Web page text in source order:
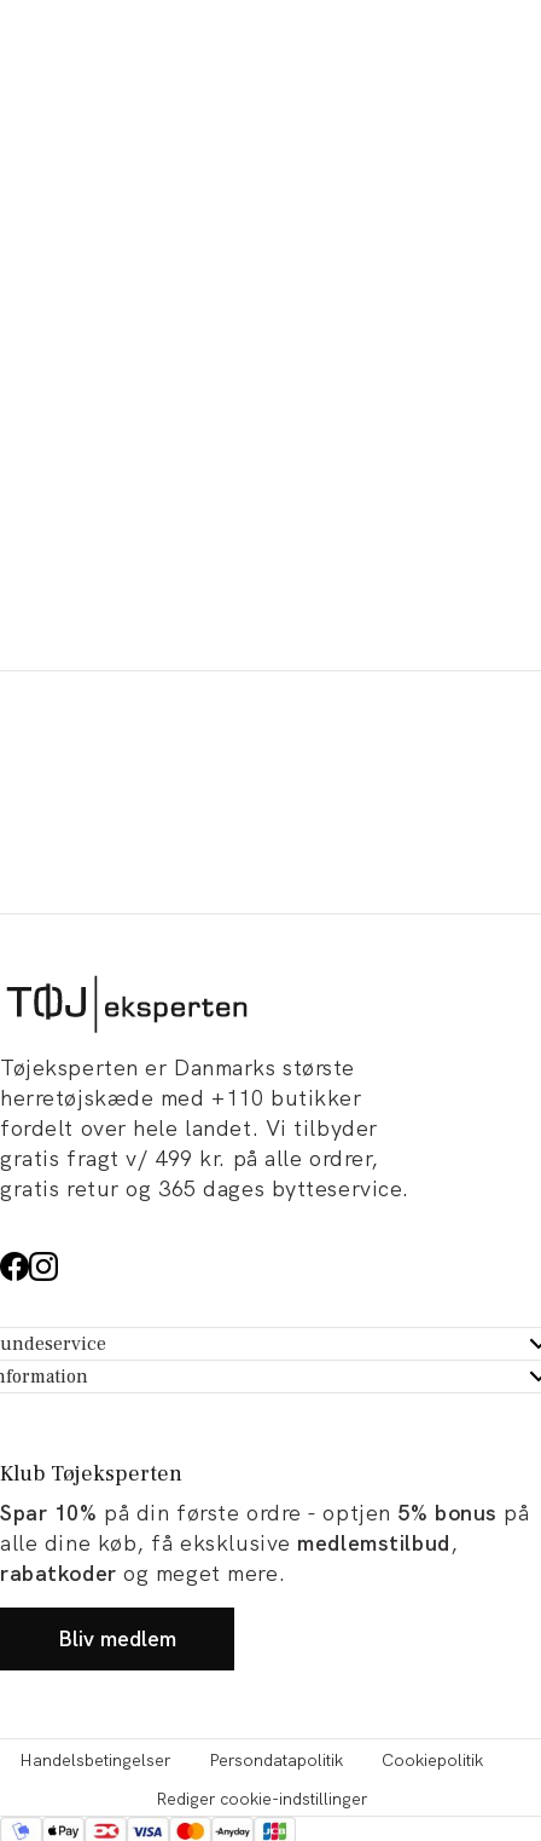
Tøjeksperten er Danmarks største
herretøjskæde med +110 butikker
fordelt over hele landet. Vi tilbyder
gratis fragt v/ 499 kr. på alle ordrer,
gratis retur og 365 dages bytteservice.
- Hjælpecenter
dit køb
Tøjeksperten
og artikler
og karriere
Klub Tøjeksperten
Spar 10% på din første ordre - optjen 5% bonus på
alle dine køb, få eksklusive medlemstilbud,
rabatkoder og meget mere.
Bliv medlem
Handelsbetingelser Persondatapolitik
Cookiepolitik
Rediger cookie-indstillinger